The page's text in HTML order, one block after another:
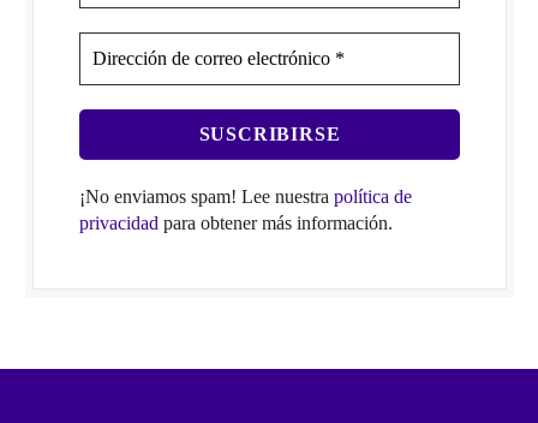
¡No enviamos spam! Lee nuestra política de
privacidad para obtener más información.